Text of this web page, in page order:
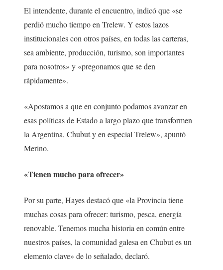
El intendente, durante el encuentro, indicó que «se
perdió mucho tiempo en Trelew. Y estos lazos
institucionales con otros países, en todas las carteras,
sea ambiente, producción, turismo, son importantes
para nosotros» y «pregonamos que se den
rápidamente».
«Apostamos a que en conjunto podamos avanzar en
esas políticas de Estado a largo plazo que transformen
la Argentina, Chubut y en especial Trelew», apuntó
Merino.
«Tienen mucho para ofrecer»
Por su parte, Hayes destacó que «la Provincia tiene
muchas cosas para ofrecer: turismo, pesca, energía
renovable. Tenemos mucha historia en común entre
nuestros países, la comunidad galesa en Chubut es un
elemento clave» de lo señalado, declaró.